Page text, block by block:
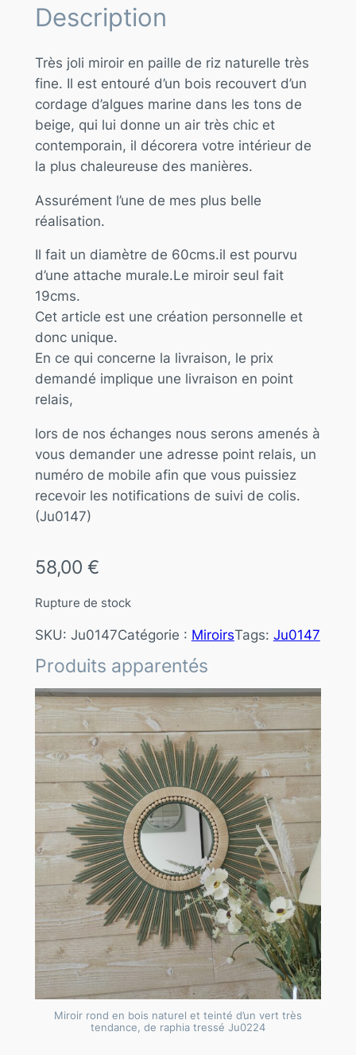
Description
Très joli miroir en paille de riz naturelle très
fine. Il est entouré d’un bois recouvert d’un
cordage d’algues marine dans les tons de
beige, qui lui donne un air très chic et
contemporain, il décorera votre intérieur de
la plus chaleureuse des manières.
Assurément l’une de mes plus belle
réalisation.
Il fait un diamètre de 60cms.il est pourvu
d’une attache murale.Le miroir seul fait
19cms.
Cet article est une création personnelle et
donc unique.
En ce qui concerne la livraison, le prix
demandé implique une livraison en point
relais,
lors de nos échanges nous serons amenés à
vous demander une adresse point relais, un
numéro de mobile afin que vous puissiez
recevoir les notifications de suivi de colis.
(Ju0147)
58,00 €
Rupture de stock
SKU: Ju0147Catégorie : MiroirsTags: Ju0147
Produits apparentés
Miroir rond en bois naturel et teinté d’un vert très
tendance, de raphia tressé Ju0224